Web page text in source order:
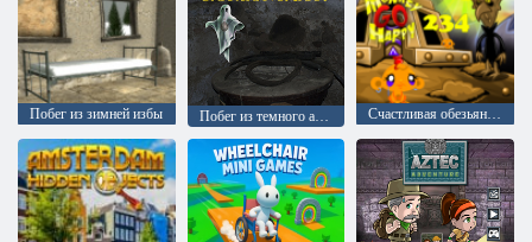
Побег из зимней избы Побег из темного амбара 3 Счастливая обезьянка: уровень 234